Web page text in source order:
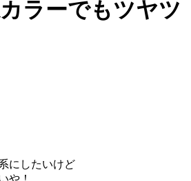
ラーでもツヤツ
にしたいけど
や！